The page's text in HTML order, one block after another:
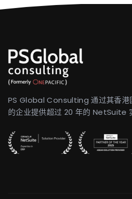
PS Global Consulting 通过其香港
的企业提供超过 20 年的 NetSuite